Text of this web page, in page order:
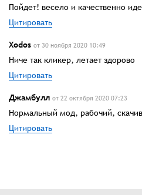
Пойдет! весело и качественно
Цитировать
Xodos от 30 ноября 2020 10:49
Ниче так кликер, летает здорово
Цитировать
Джамбулл от 22 октября 2020 07:23
Нормальный мод, рабочий,
Цитировать